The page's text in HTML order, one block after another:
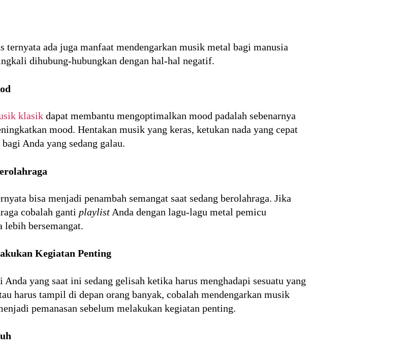
ternyata ada juga manfaat mendengarkan musik metal bagi manusia
dihubung-hubungkan dengan hal-hal negatif.
klasik dapat membantu mengoptimalkan mood padalah sebenarnya
mood. Hentakan musik yang keras, ketukan nada yang cepat
Anda yang sedang galau.
bisa menjadi penambah semangat saat sedang berolahraga. Jika
cobalah ganti playlist Anda dengan lagu-lagu metal pemicu
lebih bersemangat.
Kegiatan Penting
yang saat ini sedang gelisah ketika harus menghadapi sesuatu yang
harus tampil di depan orang banyak, cobalah mendengarkan musik
pemanasan sebelum melakukan kegiatan penting.